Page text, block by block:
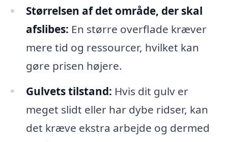
Størrelsen af det område, der skal
afslibes: En større overflade kræver
mere tid og ressourcer, hvilket kan
gøre prisen højere.
Gulvets tilstand: Hvis dit gulv er
meget slidt eller har dybe ridser, kan
det kræve ekstra arbejde og dermed